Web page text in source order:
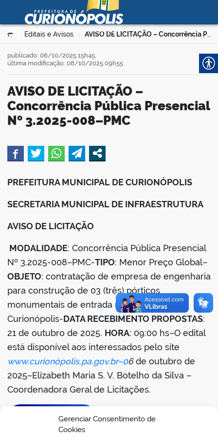
Gerenciar Consentimento de
Cookies
Ir para o conteúdo
Prefeitura Municipal de
Curionópolis
Você está aqui:
Editais e Avisos > AVISO DE LICITAÇÃO – Concorrência Pública Presencial Nº 3.2025-008–PMC
AVISO DE LICITAÇÃO –
Concorrência Pública Presencial
Nº 3.2025-008–PMC
publicado: 06/10/2025 15h45,
última modificação: 08/10/2025 09h55
PREFEITURA MUNICIPAL DE CURIONÓPOLIS
SECRETARIA MUNICIPAL DE INFRAESTRUTURA
AVISO DE LICITAÇÃO
MODALIDADE: Concorrência Pública Presencial
Nº 3.2025-008–PMC-TIPO: Menor Preço Global–
OBJETO: contratação de empresa de engenharia
para construção de 03 (três) pórticos
monumentais de entrada no município de
Curionópolis-DATA RECEBIMENTO PROPOSTAS:
21 de outubro de 2025. HORA: 09:00 hs–O edital
está disponível aos interessados pelo site
www.curionópolis.pa.gov.br–06de outubro de
2025–Elizabeth Maria S. V. Botelho da Silva –
Coordenadora Geral de Licitações.
BAIXAR EDITAL